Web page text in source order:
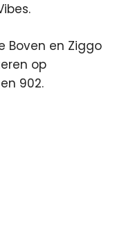
Boven en Ziggo
op
902.